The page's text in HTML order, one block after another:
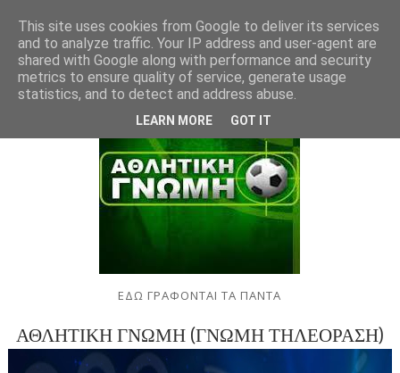
ΕΔΩ ΓΡΑΦΟΝΤΑΙ ΤΑ ΠΑΝΤΑ
ΑΘΛΗΤΙΚΗ ΓΝΩΜΗ (ΓΝΩΜΗ ΤΗΛΕΟΡΑΣΗ)
This site uses cookies from Google to deliver its services
and to analyze traffic. Your IP address and user-agent are
shared with Google along with performance and security
metrics to ensure quality of service, generate usage
statistics, and to detect and address abuse.
LEARN MORE GOT IT